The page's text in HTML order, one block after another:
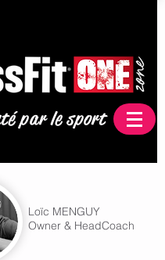
par le sport
Loïc MENGUY
Owner & HeadCoach